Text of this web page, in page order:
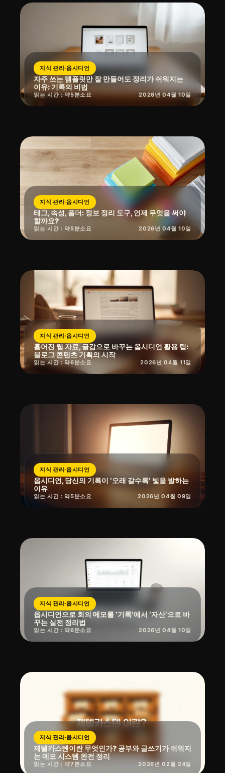
지식 관리·옵시디언
자주 쓰는 템플릿만 잘 만들어도 정리가 쉬워지는
이유: 기록의 비법
읽는 시간 : 약5분소요 2026년 04월 10일
지식 관리·옵시디언
태그, 속성, 폴더: 정보 정리 도구, 언제 무엇을 써야
할까요?
읽는 시간 : 약5분소요 2026년 04월 10일
지식 관리·옵시디언
흩어진 웹 자료, 글감으로 바꾸는 옵시디언 활용 팁:
블로그 콘텐츠 기획의 시작
읽는 시간 : 약6분소요 2026년 04월 11일
지식 관리·옵시디언
옵시디언, 당신의 기록이 ‘오래 갈수록’ 빛을 발하는
이유
읽는 시간 : 약5분소요 2026년 04월 09일
지식 관리·옵시디언
옵시디언으로 회의 메모를 ‘기록’에서 ‘자산’으로 바
꾸는 실전 정리법
읽는 시간 : 약6분소요 2026년 04월 10일
지식 관리·옵시디언
제텔카스텐이란 무엇인가? 공부와 글쓰기가 쉬워지
는 메모 시스템 완전 정리
읽는 시간 : 약7분소요 2026년 02월 24일